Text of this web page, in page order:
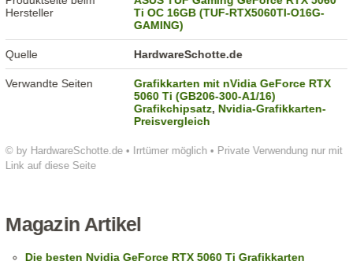
© by HardwareSchotte.de • Irrtümer möglich • Private Verwendung nur mit
Link auf diese Seite
Hersteller
Ti OC 16GB (TUF-RTX5060TI-O16G-
GAMING)
Quelle HardwareSchotte.de
Verwandte Seiten
Grafikkarten mit nVidia GeForce RTX
5060 Ti (GB206-300-A1/16)
Grafikchipsatz,Nvidia-Grafikkarten-
Preisvergleich
Magazin Artikel
Die besten Nvidia GeForce RTX 5060 Ti Grafikkarten